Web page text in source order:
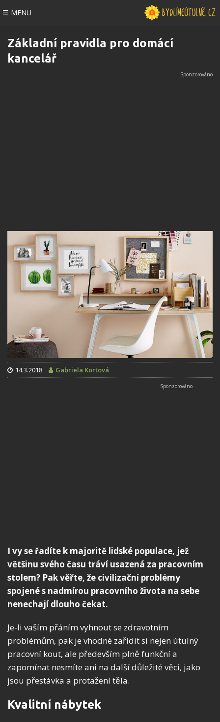
☰ MENU
Základní pravidla pro domácí
kancelář
14.3.2018 Gabriela Kortová
I vy se řadíte k majoritě lidské populace, jež
většinu svého času tráví usazená za pracovním
stolem? Pak věřte, že civilizační problémy
spojené s nadmírou pracovního života na sebe
nenechají dlouho čekat.
Je-li vaším přáním vyhnout se zdravotním
problémům, pak je vhodné zařídit si nejen útulný
pracovní kout, ale především plně funkční a
zapomínat nesmíte ani na další důležité věci, jako
jsou přestávka a protažení těla.
Kvalitní nábytek